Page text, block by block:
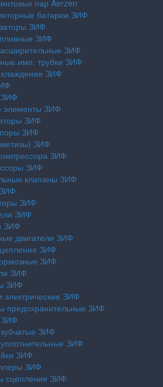
пар Aerzen
батареи ЗИФ
ЗИФ
ЗИФ
ЗИФ
имп. трубки ЗИФ
ЗИФ
ЗИФ
элементы ЗИФ
ЗИФ
ЗИФ
ЗИФ
ЗИФ
ЗИФ
клапаны ЗИФ
ЗИФ
ЗИФ
ЗИФ
двигатели ЗИФ
ЗИФ
ЗИФ
ЗИФ
ЗИФ
электрические ЗИФ
предохранительные ЗИФ
ЗИФ
ЗИФ
ЗИФ
ЗИФ
ЗИФ
сцепления ЗИФ